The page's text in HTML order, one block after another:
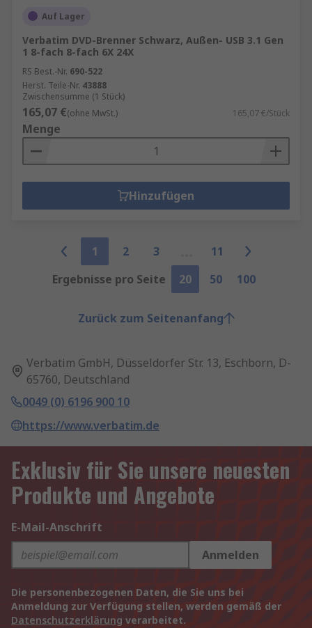
Auf Lager
Verbatim DVD-Brenner Schwarz, Außen- USB 3.1 Gen
1 8-fach 8-fach 6X 24X
RS Best.-Nr. 690-522
Herst. Teile-Nr. 43888
Zwischensumme (1 Stück)
165,07 €(ohne MwSt.) 165,07 €/Stück
Menge
Hinzufügen
1 2 3
11
Ergebnisse pro Seite
20 50 100
Zurück zum Seitenanfang
Verbatim GmbH, Düsseldorfer Str. 13, Eschborn, D-
65760, Deutschland
0049 (0) 6196 900 10
https://www.verbatim.de
Exklusiv für Sie unsere neuesten
Produkte und Angebote
E-Mail-Anschrift
Anmelden
Die personenbezogenen Daten, die Sie uns bei
Anmeldung zur Verfügung stellen, werden gemäß der
Datenschutzerklärung verarbeitet.